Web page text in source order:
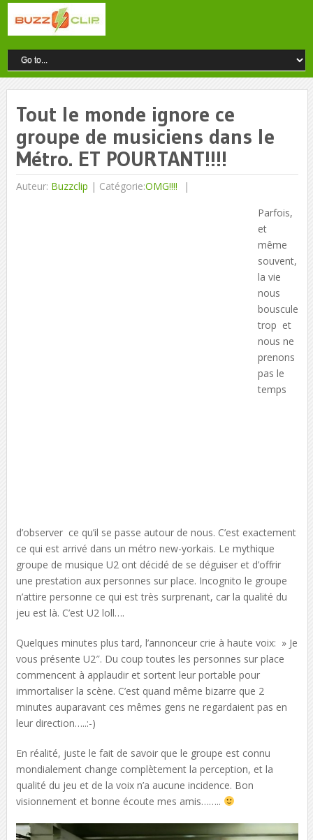
Tout le monde ignore ce
groupe de musiciens dans le
Métro. ET POURTANT!!!!
Auteur: Buzzclip | Catégorie:OMG!!!!
Parfois,
et
même
souvent,
la vie
nous
bouscule
trop et
nous ne
prenons
pas le
temps
d’observer ce qu’il se passe autour de nous. C’est exactement
ce qui est arrivé dans un métro new-yorkais. Le mythique
groupe de musique U2 ont décidé de se déguiser et d’offrir
une prestation aux personnes sur place. Incognito le groupe
n’attire personne ce qui est très surprenant, car la qualité du
jeu est là. C’est U2 loll….
Quelques minutes plus tard, l’annonceur crie à haute voix: » Je
vous présente U2″. Du coup toutes les personnes sur place
commencent à applaudir et sortent leur portable pour
immortaliser la scène. C’est quand même bizarre que 2
minutes auparavant ces mêmes gens ne regardaient pas en
leur direction…..:-)
En réalité, juste le fait de savoir que le groupe est connu
mondialement change complètement la perception, et la
qualité du jeu et de la voix n’a aucune incidence. Bon
visionnement et bonne écoute mes amis……..